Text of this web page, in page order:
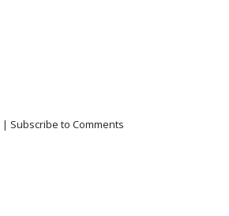
| Subscribe to Comments